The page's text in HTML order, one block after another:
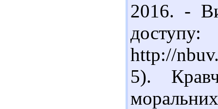
2016. -
доступу:
http://
5).